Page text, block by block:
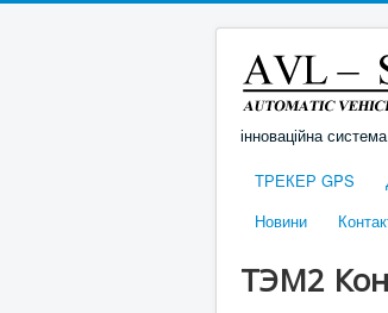
інноваційна
ТРЕКЕР GPS
Новини
ТЭМ2